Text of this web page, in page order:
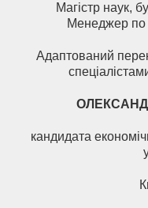
Магістр наук,
Менеджер по
Адаптований
кандидата